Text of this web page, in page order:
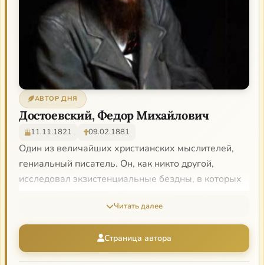
АВТОР ДНЯ
Достоевский, Федор Михайлович
11.11.1821 09.02.1881
Один из величайших христианских мыслителей,
гениальный писатель. Он, как никто другой,
исследовал экзистенциальные бездны, в которых
другой, сумел показать, что и там с кроткой
любовью ждет человека Христос.
Читать далее
Страница автора